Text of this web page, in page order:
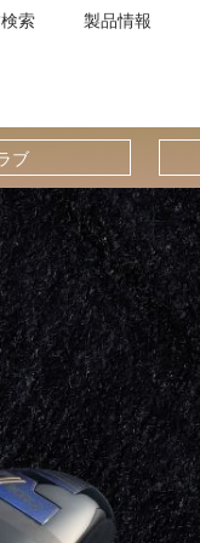
索 製品情報
ブ